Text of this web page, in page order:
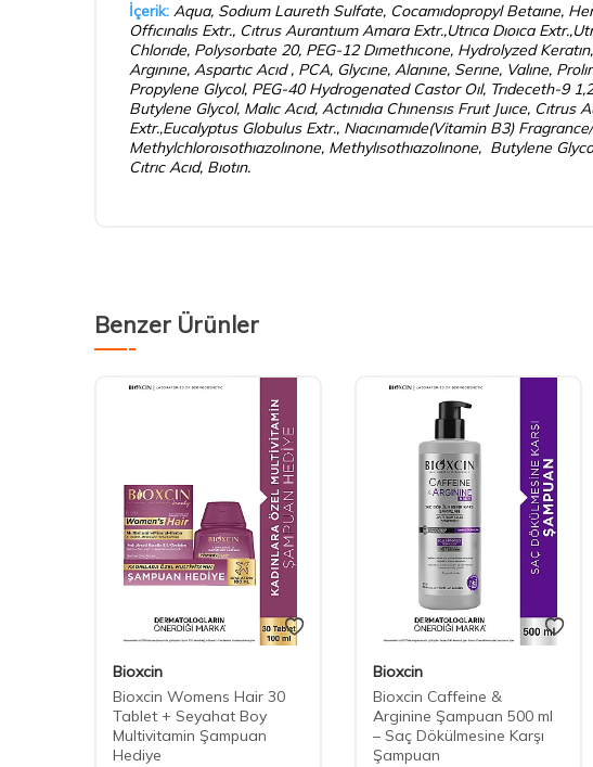
İçerik: Aqua, Sodıum Laureth Sulfate, Cocamıdopropyl Betaıne,
Offıcınalıs Extr., Cıtrus Aurantıum Amara Extr.,Utrıca Dıoıca
Chlorıde, Polysorbate 20, PEG-12 Dımethıcone, Hydrolyzed
Argınıne, Aspartıc Acıd , PCA, Glycıne, Alanıne, Serıne, Valıne,
Propylene Glycol, PEG-40 Hydrogenated Castor Oıl, Trıdeceth-9
Butylene Glycol, Malıc Acıd, Actınıdıa Chınensıs Fruıt Juıce,
Extr.,Eucalyptus Globulus Extr., Nıacınamıde(Vitamin B3)
Methylchloroısothıazolınone, Methylısothıazolınone, Butylene
Cıtrıc Acıd, Bıotın.
Benzer Ürünler
Bioxcin
Bioxcin Womens Hair 30
Tablet + Seyahat Boy
Multivitamin Şampuan
Hediye
Bioxcin
Bioxcin Caffeine &
Arginine Şampuan 500 ml
– Saç Dökülmesine Karşı
Şampuan